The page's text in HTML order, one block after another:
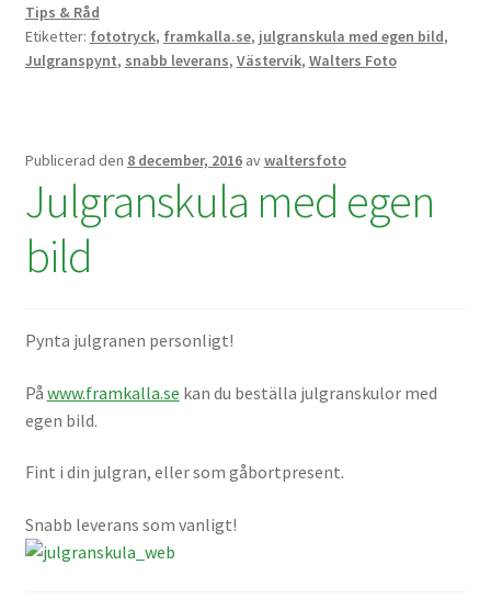
Step-ringar
USB-minne / Hårddisk
Förvaring
Batterier för Nikon
Film & Engångskameror
Tips & Råd
Etiketter: fototryck, framkalla.se, julgranskula med egen bild,
Julgranspynt, snabb leverans, Västervik, Walters Foto
Publicerad den 8 december, 2016 avwaltersfoto
Julgranskula med egen
bild
Pynta julgranen personligt!
På www.framkalla.se kan du beställa julgranskulor med
egen bild.
Fint i din julgran, eller som gåbortpresent.
Snabb leverans som vanligt!